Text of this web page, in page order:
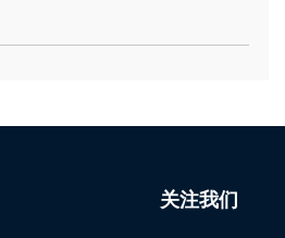
关注我们